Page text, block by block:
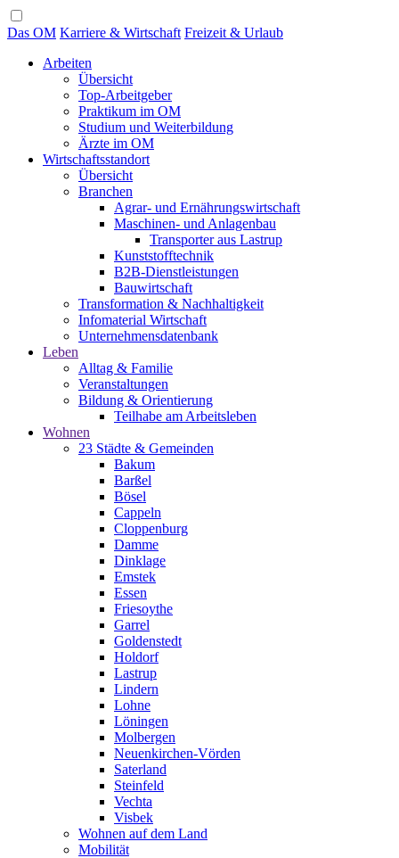
Das OM Karriere & Wirtschaft Freizeit & Urlaub
Arbeiten
Übersicht
Top-Arbeitgeber
Praktikum im OM
Studium und Weiterbildung
Ärzte im OM
Wirtschaftsstandort
Übersicht
Branchen
Agrar- und Ernährungswirtschaft
Maschinen- und Anlagenbau
Transporter aus Lastrup
Kunststofftechnik
B2B-Dienstleistungen
Bauwirtschaft
Transformation & Nachhaltigkeit
Infomaterial Wirtschaft
Unternehmensdatenbank
Leben
Alltag & Familie
Veranstaltungen
Bildung & Orientierung
Teilhabe am Arbeitsleben
Wohnen
23 Städte & Gemeinden
Bakum
Barßel
Bösel
Cappeln
Cloppenburg
Damme
Dinklage
Emstek
Essen
Friesoythe
Garrel
Goldenstedt
Holdorf
Lastrup
Lindern
Lohne
Löningen
Molbergen
Neuenkirchen-Vörden
Saterland
Steinfeld
Vechta
Visbek
Wohnen auf dem Land
Mobilität